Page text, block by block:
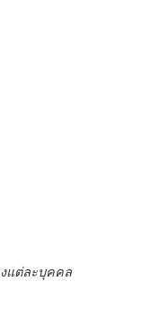
แต่ละบุคคล